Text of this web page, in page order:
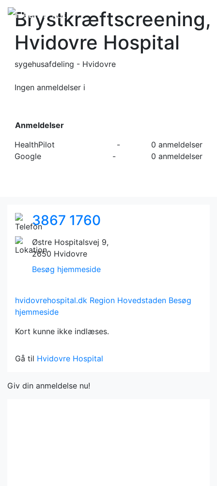
Brystkræftscreening,
Hvidovre Hospital
sygehusafdeling - Hvidovre
Ingen anmeldelser i
Anmeldelser
HealthPilot
-
0 anmeldelser
Google
- 0 anmeldelser
3867 1760
Østre Hospitalsvej 9,
2650 Hvidovre
Besøg hjemmeside
hvidovrehospital.dk Region Hovedstaden Besøg
hjemmeside
Kort kunne ikke indlæses.
Gå til Hvidovre Hospital
Giv din anmeldelse nu!